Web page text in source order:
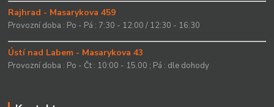
Rajhrad - Masarykova 459
Provozní doba : Po - Pá : 7:30 - 12:00 / 12:30 - 16:30
Ústí nad Labem - Masarykova 43
Provozní doba : Po - Čt : 10:00 - 15.00 ; Pá : dle dohody